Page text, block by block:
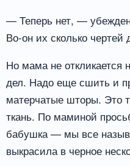
— Теперь нет, —
Во-он их сколько чертей
Но мама не откликается
дел. Надо еще сшить и
матерчатые шторы. Это
ткань. По маминой
бабушка — мы все
выкрасила в черное